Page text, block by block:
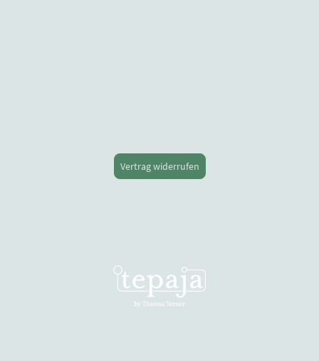
Vertrag widerrufen